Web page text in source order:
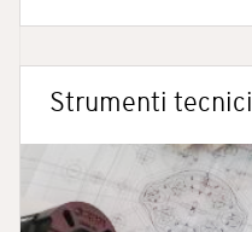
Strumenti tecnici